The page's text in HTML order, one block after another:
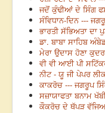
ਜਦੋਂ ਕੁੰਢੀਆਂ ਦੇ ਸਿੰਗ
ਸੰਵਿਧਾਨ-ਦਿਨ ---
ਭਾਰਤੀ ਸੱਭਿਅਤਾ ਦਾ
ਡਾ. ਬਾਬਾ ਸਾਹਿਬ
ਮੇਰਾ ਉਦਾਸ ਹੋਣਾ
ਵੀ ਵੀ ਆਈ ਪੀ
ਨੀਟ - ਯੂ ਜੀ ਪੇਪਰ
ਕਾਕਰੋਚ --- ਜਗਰੂਪ
ਸਜ਼ਾਯਾਫਤਾ ਬਨਾਮ
ਕੌਕਰੋਚ ਦੇ ਥੱਪੜ